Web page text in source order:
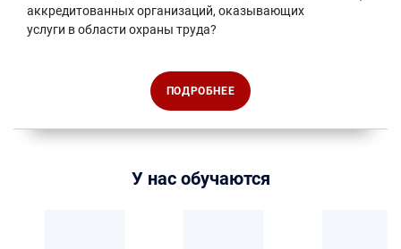
аккредитованных организаций, оказывающих
услуги в области охраны труда?
ПОДРОБНЕЕ
У нас обучаются